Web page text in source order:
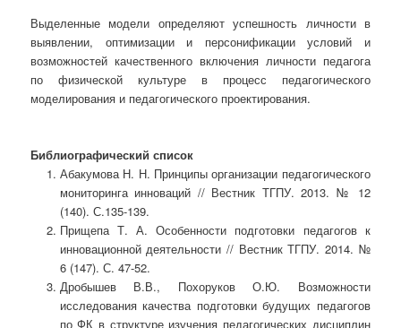
Выделенные модели определяют успешность личности в
выявлении, оптимизации и персонификации условий и
возможностей качественного включения личности педагога
по физической культуре в процесс педагогического
моделирования и педагогического проектирования.
Библиографический список
Абакумова Н. Н. Принципы организации педагогического
мониторинга инноваций // Вестник ТГПУ. 2013. № 12
(140). С.135-139.
Прищепа Т. А. Особенности подготовки педагогов к
инновационной деятельности // Вестник ТГПУ. 2014. №
6 (147). С. 47-52.
Дробышев В.В., Похоруков О.Ю. Возможности
исследования качества подготовки будущих педагогов
по ФК в структуре изучения педагогических дисциплин